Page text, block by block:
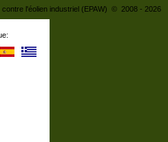
contre l'éolien industriel (EPAW) © 2008 - 2026